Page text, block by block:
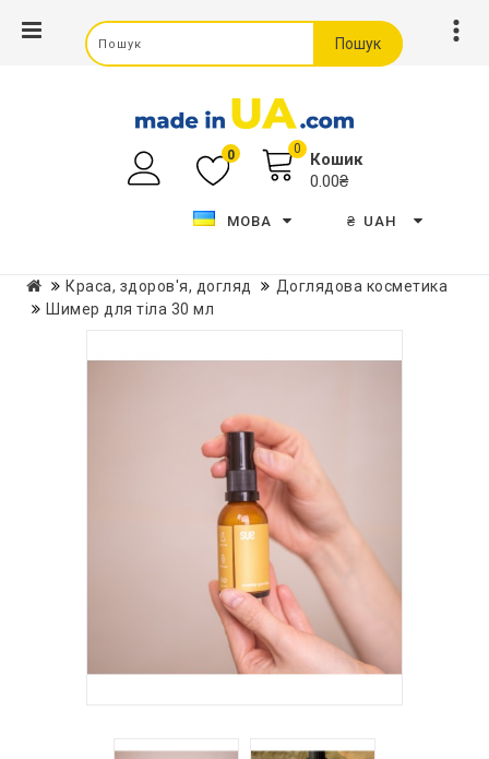
Пошук
0 0
Кошик
0.00₴
МОВА ₴ UAH
Краса, здоров'я, догляд
Доглядова косметика
Шимер для тіла 30 мл